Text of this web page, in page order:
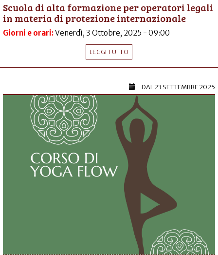
Scuola di alta formazione per operatori legali
in materia di protezione internazionale
Giorni e orari:Venerdì, 3 Ottobre, 2025 - 09:00
LEGGI TUTTO
DAL23 SETTEMBRE 2025